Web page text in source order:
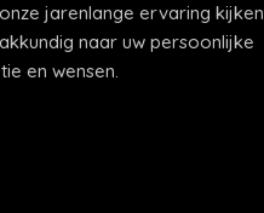
jarenlange ervaring kijken
naar uw persoonlijke
en wensen.